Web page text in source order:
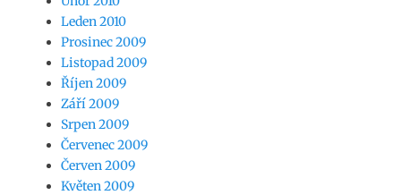
Leden 2010
Prosinec 2009
Listopad 2009
Říjen 2009
Září 2009
Srpen 2009
Červenec 2009
Červen 2009
Květen 2009